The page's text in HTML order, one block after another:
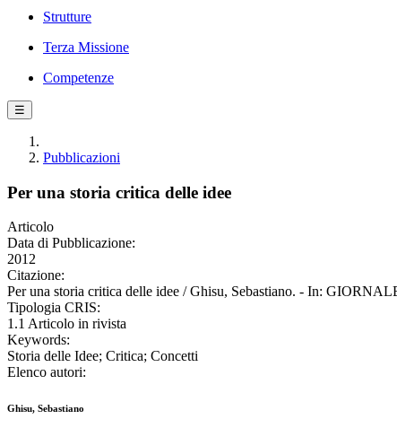
Strutture
Terza Missione
Competenze
☰
Pubblicazioni
Per una storia critica delle idee
Articolo
Data di Pubblicazione:
2012
Citazione:
Per una storia critica delle idee / Ghisu, Sebastiano. - In:
Tipologia CRIS:
1.1 Articolo in rivista
Keywords:
Storia delle Idee; Critica; Concetti
Elenco autori:
Ghisu, Sebastiano